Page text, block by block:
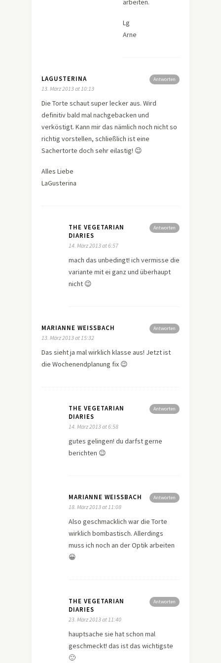
arbeiten.
Lg
Arne
Antworten
LAGUSTERINA
13. März 2013 at 10:13
Die Torte schaut super lecker aus. Wird
definitiv bald mal nachgebacken und
verköstigt. Kann mir das nämlich noch nicht so
richtig vorstellen, schließlich ist eine
Sachertorte doch sehr eilastig! 😉
Alles Liebe
LaGusterina
Antworten
THE VEGETARIAN
DIARIES
14. März 2013 at 6:57
mach das unbedingt! ich vermisse die
variante mit ei ganz und überhaupt
nicht 😉
Antworten
MARIANNE WEISSBACH
13. März 2013 at 15:32
Das sieht ja mal wirklich klasse aus! Jetzt ist
die Wochenendplanung fix 😉
Antworten
THE VEGETARIAN
DIARIES
14. März 2013 at 6:58
gutes gelingen! du darfst gerne
berichten 😉
Antworten
MARIANNE WEISSBACH
18. März 2013 at 11:08
Also geschmacklich war die Torte
wirklich bombastisch. Allerdings
muss ich noch an der Optik arbeiten
😀
Antworten
THE VEGETARIAN
DIARIES
23. März 2013 at 11:40
hauptsache sie hat schon mal
geschmeckt! das ist das wichtigste
🙂